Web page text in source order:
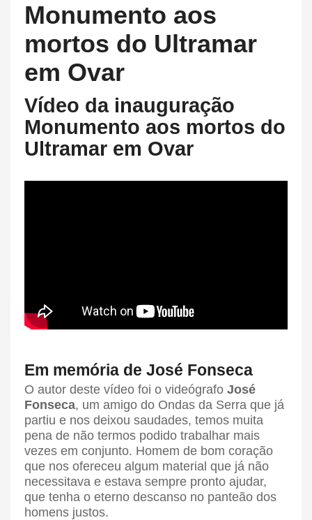
Monumento aos
mortos do Ultramar
em Ovar
Vídeo da inauguração
Monumento aos mortos do
Ultramar em Ovar
Em memória de José Fonseca
O autor deste vídeo foi o videógrafo José
Fonseca, um amigo do Ondas da Serra que já
partiu e nos deixou saudades, temos muita
pena de não termos podido trabalhar mais
vezes em conjunto. Homem de bom coração
que nos ofereceu algum material que já não
necessitava e estava sempre pronto ajudar,
que tenha o eterno descanso no panteão dos
homens justos.